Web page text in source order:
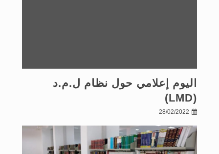
اليوم إعلامي حول نظام ل.م.د
(LMD)
28/02/2022